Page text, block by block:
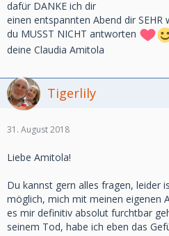
dafür DANKE ich dir
einen entspannten Abend dir SEHR
du MUSST NICHT antworten
deine Claudia Amitola
Tigerlily
31. August 2018
Liebe Amitola!
Du kannst gern alles fragen, leider
möglich, mich mit meinen eigenen
es mir definitiv absolut furchtbar
seinem Tod, habe ich eben das